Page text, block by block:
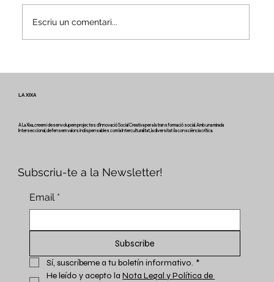
Escriu un comentari...
LA XIXA
A La Xixa, creem i desenvolupem projectes d'Innovació Social Creativa per a la transformació social. Amb una mirada
Interseccional, defensem valors indispensables com la Interculturalitat, la diversitat i la consciència crítica.
Subscriu-te a la Newsletter!
Email *
Subscribe
Sí, suscríbeme a tu boletín informativo. *
He leído y acepto la Nota Legal y Política de